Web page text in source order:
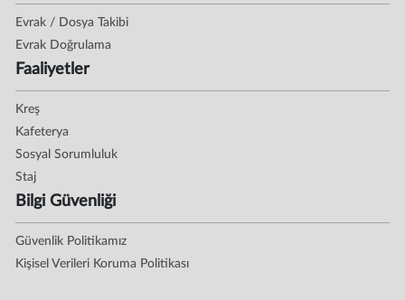
Evrak / Dosya Takibi
Evrak Doğrulama
Faaliyetler
Kreş
Kafeterya
Sosyal Sorumluluk
Staj
Bilgi Güvenliği
Güvenlik Politikamız
Kişisel Verileri Koruma Politikası